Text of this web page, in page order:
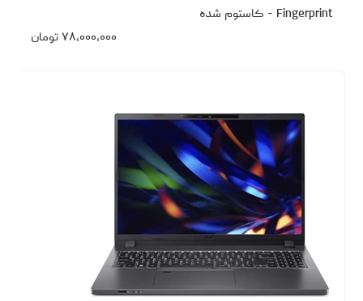
Fingerprint - کاستوم شده
۷۸،۰۰۰،۰۰۰ تومان